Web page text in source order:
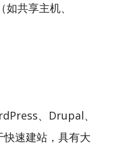
共享主机、
、Drupal、
速建站，具有大